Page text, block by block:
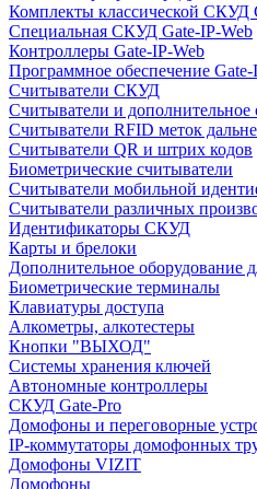
Комплекты классической СКУД
Специальная СКУД Gate-IP-Web
Контроллеры Gate-IP-Web
Программное обеспечение Gate-
Считыватели СКУД
Считыватели и дополнительное
Считыватели RFID меток
Считыватели QR и штрих кодов
Биометрические считыватели
Считыватели мобильной
Считыватели различных
Идентификаторы СКУД
Карты и брелоки
Дополнительное оборудование
Биометрические терминалы
Клавиатуры доступа
Алкометры, алкотестеры
Кнопки "ВЫХОД"
Системы хранения ключей
Автономные контроллеры
СКУД Gate-Pro
Домофоны и переговорные
IP-коммутаторы домофонных
Домофоны VIZIT
Домофоны